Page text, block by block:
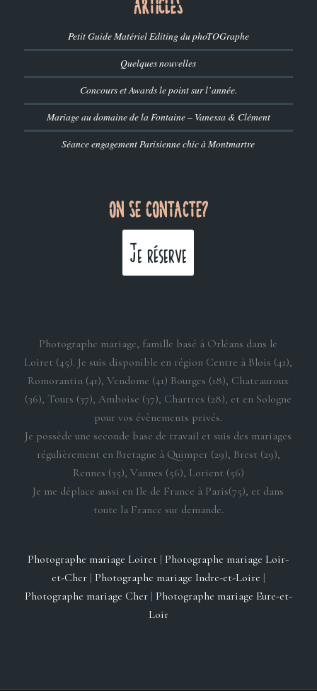
ARTICLES
Petit Guide Matériel Editing du phoTOGraphe
Quelques nouvelles
Concours et Awards le point sur l’année.
Mariage au domaine de la Fontaine – Vanessa & Clément
Séance engagement Parisienne chic à Montmartre
ON SE CONTACTE?
Je réserve
Photographe mariage, famille basé à Orléans dans le
Loiret (45). Je suis disponible en région Centre à Blois (41),
Romorantin (41), Vendome (41) Bourges (18), Chateauroux
(36), Tours (37), Amboise (37), Chartres (28), et en Sologne
pour vos évènements privés.
Je possède une seconde base de travail et suis des mariages
régulièrement en Bretagne à Quimper (29), Brest (29),
Rennes (35), Vannes (56), Lorient (56)
Je me déplace aussi en Ile de France à Paris(75), et dans
toute la France sur demande.
Photographe mariage Loiret |Photographe mariage Loir-
et-Cher| Photographe mariage Indre-et-Loire |
Photographe mariage Cher| Photographe mariage Eure-et-
Loir